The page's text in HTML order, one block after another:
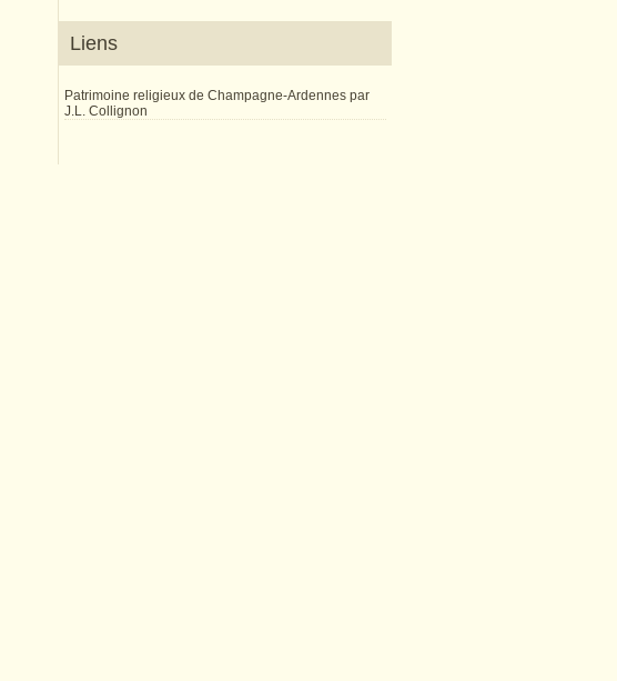
Liens
Patrimoine religieux de Champagne-Ardennes par
J.L. Collignon